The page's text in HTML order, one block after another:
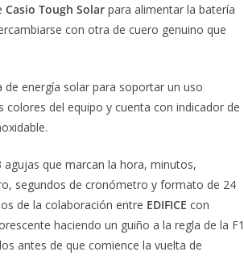
Casio Tough Solar para alimentar la batería
con otra de cuero genuino que
de energía solar para soportar un uso
del equipo y cuenta con indicador de
que marcan la hora, minutos,
segundos de cronómetro y formato de 24
de la colaboración entre EDIFICE con
haciendo un guiño a la regla de la F1
antes de que comience la vuelta de